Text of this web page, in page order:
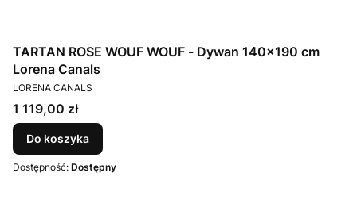
TARTAN ROSE WOUF WOUF - Dywan 140×190 cm
Lorena Canals
PRODUCENT
LORENA CANALS
Cena
1 119,00 zł
Do koszyka
Dostępność: Dostępny